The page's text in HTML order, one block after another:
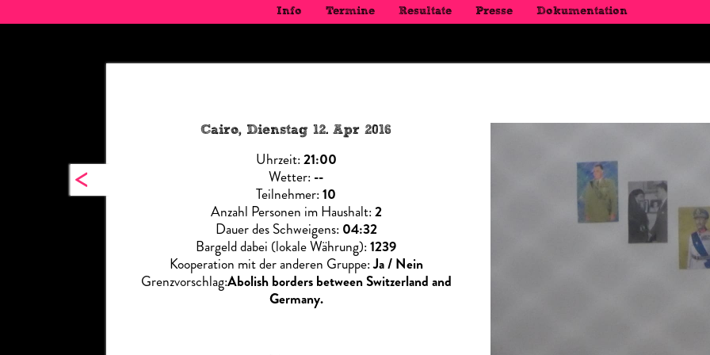
Info Termine Resultate Presse Dokumentation
<
Cairo, Dienstag 12. Apr 2016
Uhrzeit: 21:00
Wetter: --
Teilnehmer:10
Anzahl Personen im Haushalt: 2
Dauer des Schweigens: 04:32
Bargeld dabei (lokale Währung):1239
Kooperation mit der anderen Gruppe:Ja / Nein
Grenzvorschlag:Abolish borders between Switzerland and
Germany.